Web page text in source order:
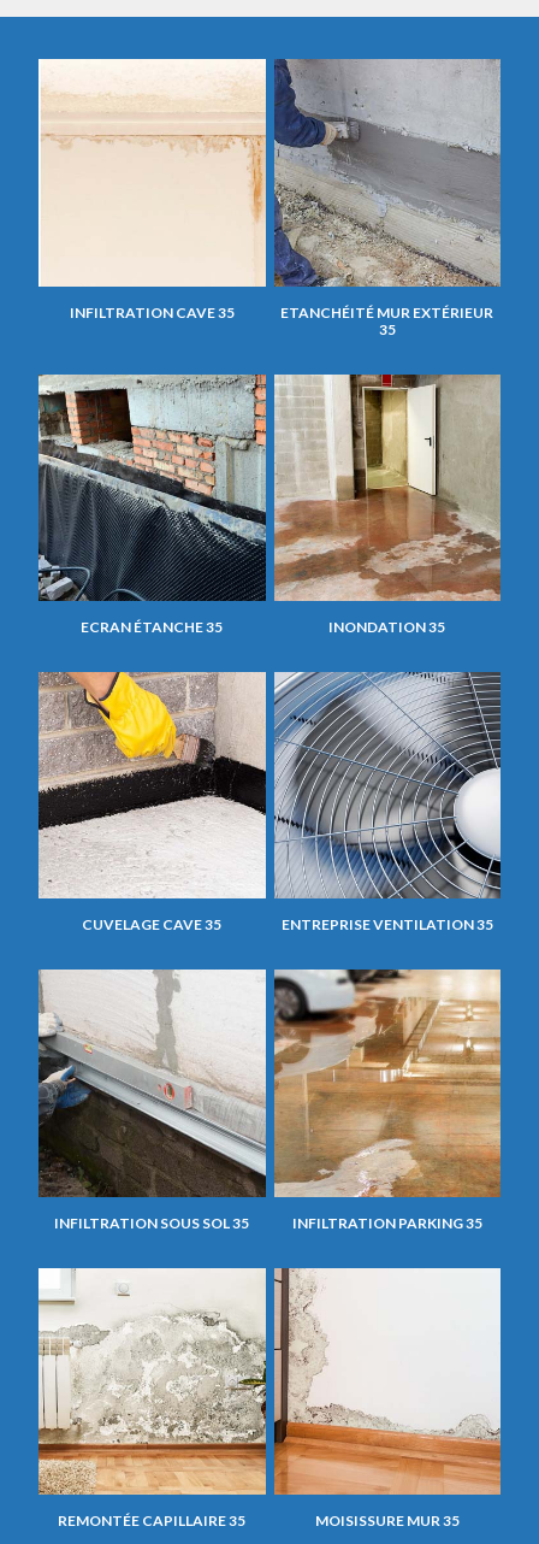
INFILTRATION CAVE 35
ETANCHÉITÉ MUR EXTÉRIEUR
35
ECRAN ÉTANCHE 35 INONDATION 35
CUVELAGE CAVE 35 ENTREPRISE VENTILATION 35
INFILTRATION SOUS SOL 35 INFILTRATION PARKING 35
REMONTÉE CAPILLAIRE 35 MOISISSURE MUR 35